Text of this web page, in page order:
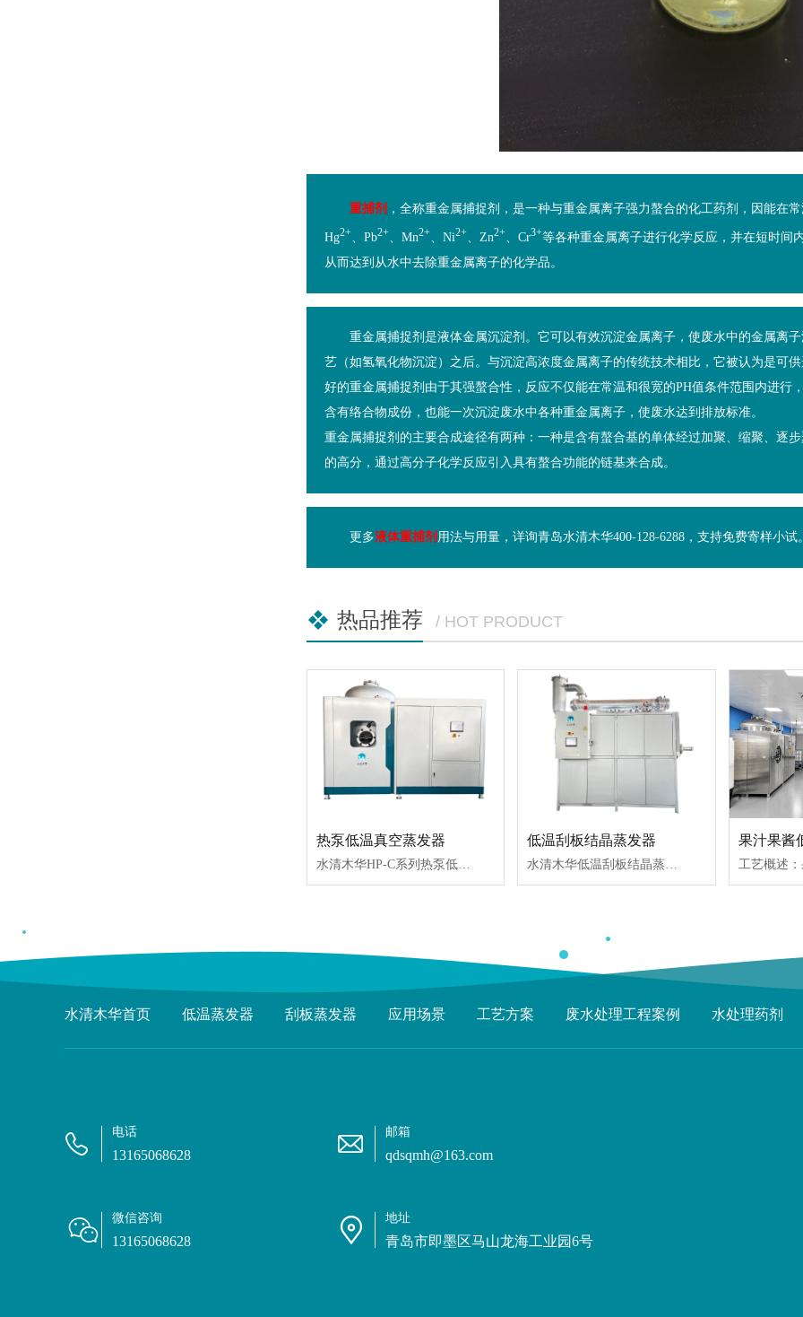
重捕剂 ，全称重金属捕捉剂，是一种与重金属离子强力螯合的化工药剂，因能在
Hg2+、Pb2+、Mn2+、Ni2+、Zn2+、Cr3+等各种重金属离子进行化学反应，并在短时间
从而达到从水中去除重金属离子的化学品。
重金属捕捉剂是液体金属沉淀剂。它可以有效沉淀金属离子，使废水中的金属离
艺（如氢氧化物沉淀）之后。与沉淀高浓度金属离子的传统技术相比，它被认为是可
好的重金属捕捉剂由于其强螯合性，反应不仅能在常温和很宽的PH值条件范围内进行
含有络合物成份，也能一次沉淀废水中各种重金属离子，使废水达到排放标准。
重金属捕捉剂的主要合成途径有两种：一种是含有螯合基的单体经过加聚、缩聚、逐
的高分，通过高分子化学反应引入具有螯合功能的链基来合成。
更多液体重捕剂 用法与用量，详询青岛水清木华400-128-6288，支持免费寄样小试
热品推荐 / HOT PRODUCT
热泵低温真空蒸发器 低温刮板结晶蒸发器
水清木华首页 低温蒸发器 刮板蒸发器 应用场景 工艺方案 废水处理工程案例 水处理药剂
电话
13165068628
邮箱
qdsqmh@163.com
微信咨询
13165068628
地址
青岛市即墨区马山龙海工业园6号